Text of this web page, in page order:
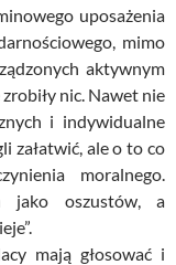
uposażenia
mimo
aktywnym
nic. Nawet nie
i indywidualne
załatwić, ale o to co
moralnego.
jako oszustów, a
mają głosować i